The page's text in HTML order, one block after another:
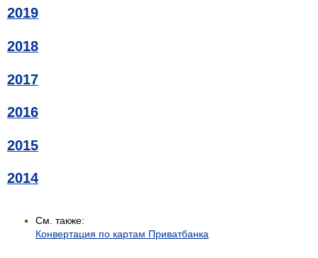
2019
2018
2017
2016
2015
2014
См. также:
Конвертация по картам Приватбанка